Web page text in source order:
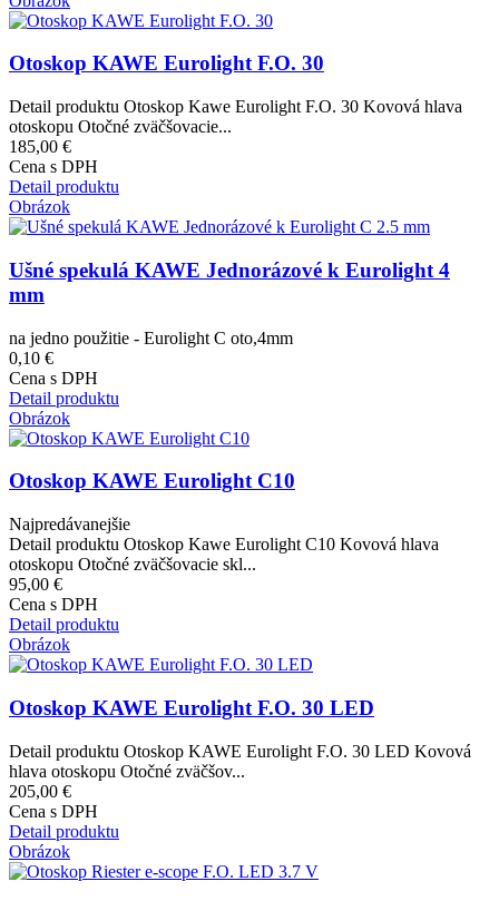
Otoskop KAWE Eurolight F.O. 30
Detail produktu Otoskop Kawe Eurolight F.O. 30 Kovová hlava
otoskopu Otočné zväčšovacie...
185,00 €
Cena s DPH
Detail produktu
Obrázok
Ušné spekulá KAWE Jednorázové k Eurolight 4
mm
na jedno použitie - Eurolight C oto,4mm
0,10 €
Cena s DPH
Detail produktu
Obrázok
Otoskop KAWE Eurolight C10
Najpredávanejšie
Detail produktu Otoskop Kawe Eurolight C10 Kovová hlava
otoskopu Otočné zväčšovacie skl...
95,00 €
Cena s DPH
Detail produktu
Obrázok
Otoskop KAWE Eurolight F.O. 30 LED
Detail produktu Otoskop KAWE Eurolight F.O. 30 LED Kovová
hlava otoskopu Otočné zväčšov...
205,00 €
Cena s DPH
Detail produktu
Obrázok